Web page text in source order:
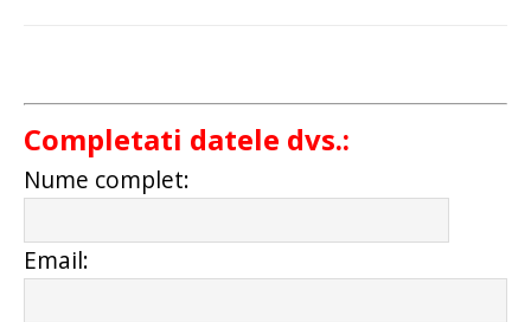
Completati datele dvs.:
Nume complet:
Email: